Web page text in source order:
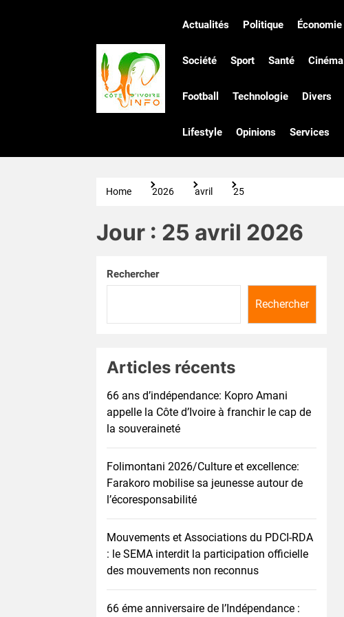
Côte
d'Ivoire
Infos
Actualités Politique Économie
Société Sport Santé Cinéma
Football Technologie Divers
Lifestyle Opinions Services
Home 2026 avril 25
Jour : 25 avril 2026
Rechercher
Rechercher
Articles récents
66 ans d’indépendance: Kopro Amani
appelle la Côte d’Ivoire à franchir le cap de
la souveraineté
Folimontani 2026/Culture et excellence:
Farakoro mobilise sa jeunesse autour de
l’écoresponsabilité
Mouvements et Associations du PDCI-RDA
: le SEMA interdit la participation officielle
des mouvements non reconnus
66 éme anniversaire de l’Indépendance :